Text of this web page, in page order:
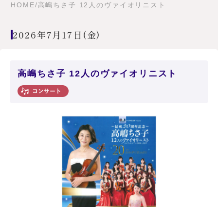
HOME/高嶋ちさ子 12人のヴァイオリニスト
2026年7月17日(金)
高嶋ちさ子 12人のヴァイオリニスト